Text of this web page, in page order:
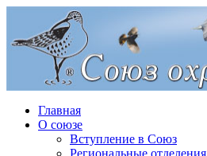
Главная
О союзе
Вступление в Союз
Региональные отделения